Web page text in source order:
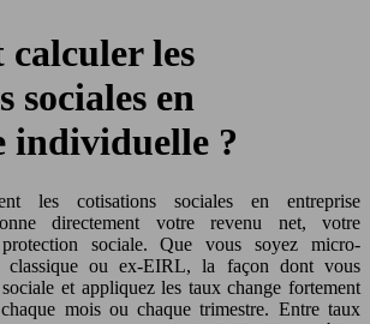
les
sociales en
individuelle ?
les cotisations sociales en entreprise
directement votre revenu net, votre
sociale. Que vous soyez micro-
classique ou ex-EIRL, la façon dont vous
sociale et appliquez les taux change fortement
mois ou chaque trimestre. Entre taux